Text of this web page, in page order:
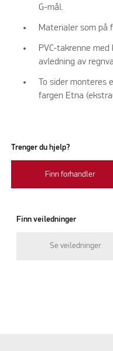
G-mål.
Materialer som på
PVC-takrenne
avledning av
To sider monteres
fargen Etna
Trenger du hjelp?
Finn forhandler
Finn veiledninger
Se veiledninger